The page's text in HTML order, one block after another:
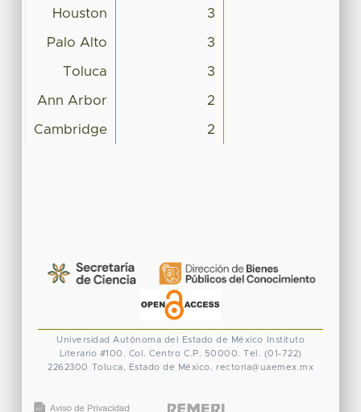
Houston 3
Palo Alto 3
Toluca 3
Ann Arbor 2
Cambridge 2
Universidad Autónoma del Estado de México
Instituto
Literario #100. Col. Centro C.P. 50000. Tel. (01-722)
2262300 Toluca, Estado de México. rectoria@uaemex.mx